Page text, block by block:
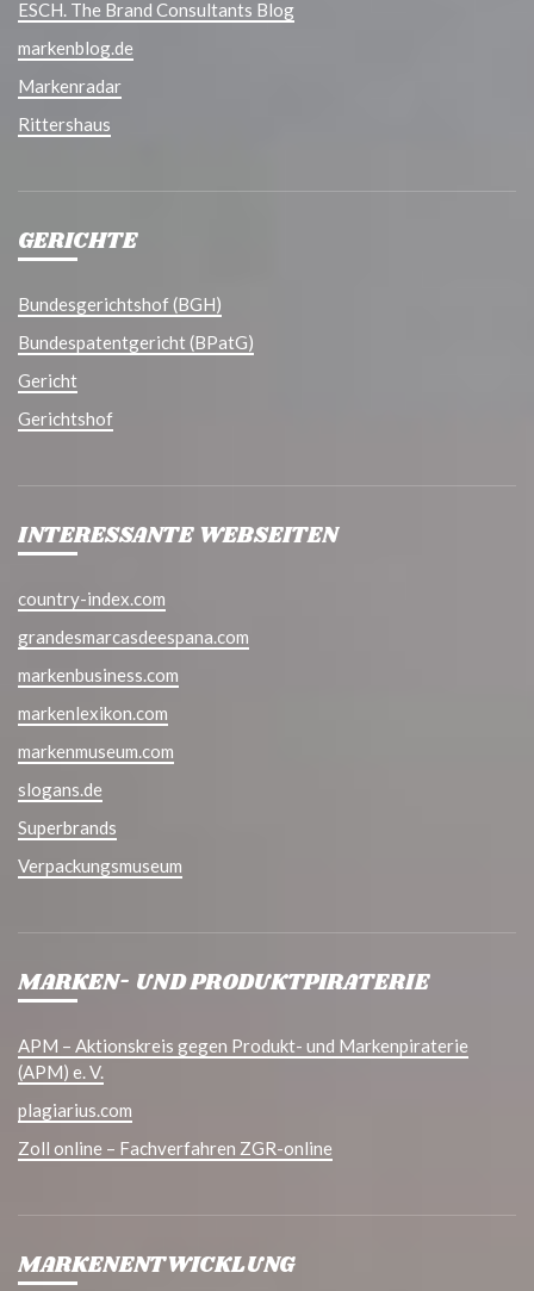
ESCH. The Brand Consultants Blog
markenblog.de
Markenradar
Rittershaus
GERICHTE
Bundesgerichtshof (BGH)
Bundespatentgericht (BPatG)
Gericht
Gerichtshof
INTERESSANTE WEBSEITEN
country-index.com
grandesmarcasdeespana.com
markenbusiness.com
markenlexikon.com
markenmuseum.com
slogans.de
Superbrands
Verpackungsmuseum
MARKEN- UND PRODUKTPIRATERIE
APM – Aktionskreis gegen Produkt- und Markenpiraterie
(APM) e. V.
plagiarius.com
Zoll online – Fachverfahren ZGR-online
MARKENENTWICKLUNG